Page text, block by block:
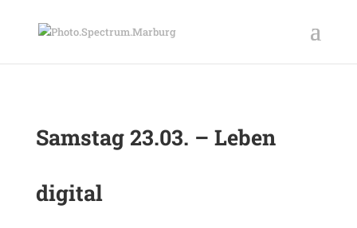
Samstag 23.03. – Leben
digital